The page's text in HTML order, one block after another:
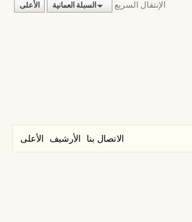
الإنتقال السريع السبلة العمانية الأعلى
الاتصال بنا الأرشيف الأعلى